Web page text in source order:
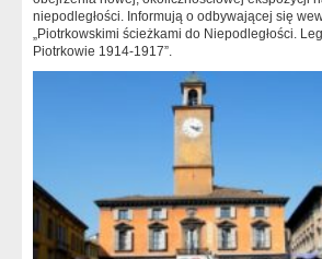
niepodległości. Informują o odbywającej się
„Piotrkowskimi ścieżkami do Niepodległości.
Piotrkowie 1914-1917”.